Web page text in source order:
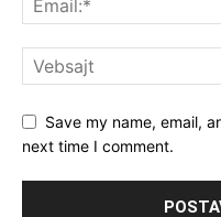
Save my name, email,
next time I comment.